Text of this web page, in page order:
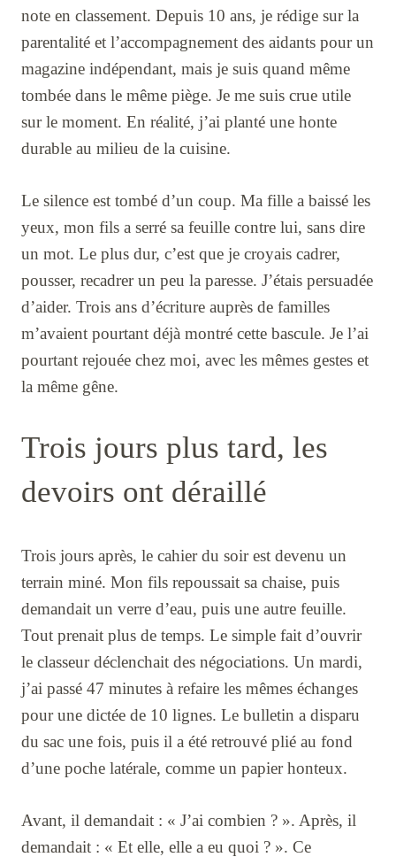
note en classement. Depuis 10 ans, je rédige sur la
parentalité et l’accompagnement des aidants pour un
magazine indépendant, mais je suis quand même
tombée dans le même piège. Je me suis crue utile
sur le moment. En réalité, j’ai planté une honte
durable au milieu de la cuisine.
Le silence est tombé d’un coup. Ma fille a baissé les
yeux, mon fils a serré sa feuille contre lui, sans dire
un mot. Le plus dur, c’est que je croyais cadrer,
pousser, recadrer un peu la paresse. J’étais persuadée
d’aider. Trois ans d’écriture auprès de familles
m’avaient pourtant déjà montré cette bascule. Je l’ai
pourtant rejouée chez moi, avec les mêmes gestes et
la même gêne.
Trois jours plus tard, les
devoirs ont déraillé
Trois jours après, le cahier du soir est devenu un
terrain miné. Mon fils repoussait sa chaise, puis
demandait un verre d’eau, puis une autre feuille.
Tout prenait plus de temps. Le simple fait d’ouvrir
le classeur déclenchait des négociations. Un mardi,
j’ai passé 47 minutes à refaire les mêmes échanges
pour une dictée de 10 lignes. Le bulletin a disparu
du sac une fois, puis il a été retrouvé plié au fond
d’une poche latérale, comme un papier honteux.
Avant, il demandait : « J’ai combien ? ». Après, il
demandait : « Et elle, elle a eu quoi ? ». Ce